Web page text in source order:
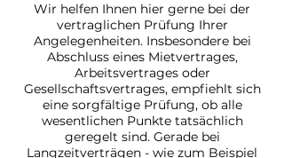
Wir helfen Ihnen hier gerne bei der
vertraglichen Prüfung Ihrer
Angelegenheiten. Insbesondere bei
Abschluss eines Mietvertrages,
Arbeitsvertrages oder
Gesellschaftsvertrages, empfiehlt sich
eine sorgfältige Prüfung, ob alle
wesentlichen Punkte tatsächlich
geregelt sind. Gerade bei
Langzeitverträgen - wie zum Beispiel